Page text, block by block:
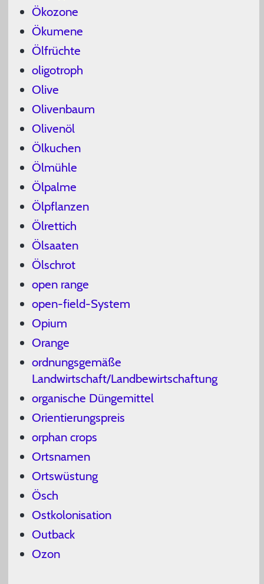
Ökozone
Ökumene
Ölfrüchte
oligotroph
Olive
Olivenbaum
Olivenöl
Ölkuchen
Ölmühle
Ölpalme
Ölpflanzen
Ölrettich
Ölsaaten
Ölschrot
open range
open-field-System
Opium
Orange
ordnungsgemäße
Landwirtschaft/Landbewirtschaftung
organische Düngemittel
Orientierungspreis
orphan crops
Ortsnamen
Ortswüstung
Ösch
Ostkolonisation
Outback
Ozon